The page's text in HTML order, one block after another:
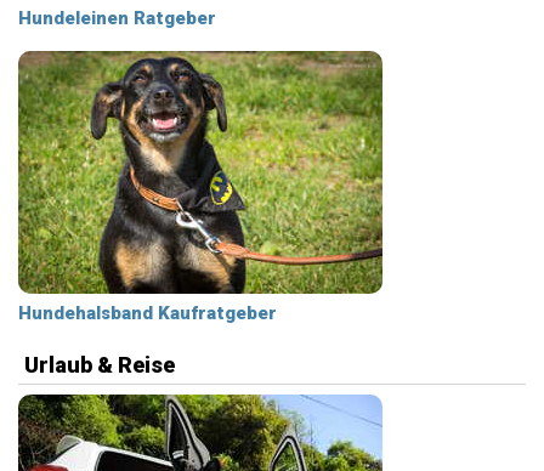
Hundeleinen Ratgeber
Hundehalsband Kaufratgeber
Urlaub & Reise